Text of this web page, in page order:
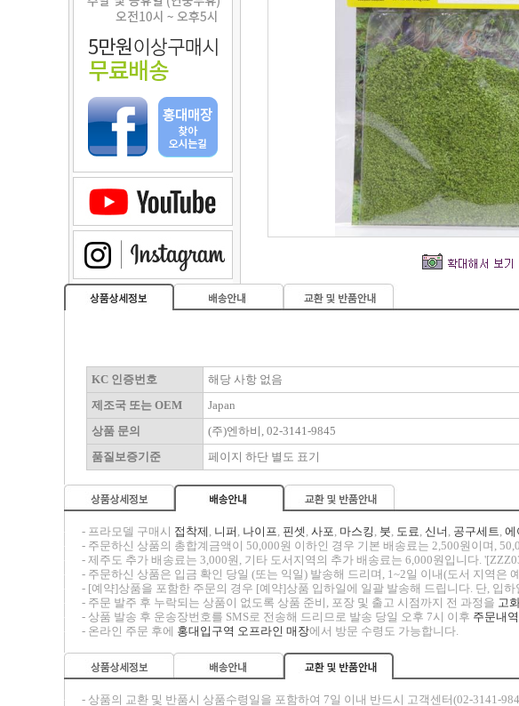
KC 인증번호 해당 사항 없음
제조국 또는 OEM
Japan
상품 문의
(주)엔하비, 02-3141-9845
품질보증기준
페이지 하단 별도 표기
----- - 프라모델 구매시 접착제 , 니퍼 , 나이프, 핀셋 , 사포, 마스킹 , 붓, 도료, 신너 , 공구세트, 에
----- - 주문하신 상품의 총합계금액이 50,000원 이하인 경우 기본 배송료는 2,500원이며,
----- - 제주도 추가 배송료는 3,000원, 기타 도서지역의 추가 배송료는 6,000원입니다.
----- - 주문하신 상품은 입금 확인 당일 (또는 익일) 발송해 드리며, 1~2일 이내(도서 지역은
----- - [예약]상품을 포함한 주문의 경우 [예약]상품 입하일에 일괄 발송해 드립니다. 단, 입
----- - 주문 발주 후 누락되는 상품이 없도록 상품 준비, 포장 및 출고 시점까지 전 과정을 고
----- - 상품 발송 후 운송장번호를 SMS로 전송해 드리므로 발송 당일 오후 7시 이후 주문내
----- - 온라인 주문 후에 홍대입구역 오프라인 매장에서 방문 수령도 가능합니다.
----- - 상품의 교환 및 반품시 상품수령일을 포함하여 7일 이내 반드시 고객센터(02-3141-